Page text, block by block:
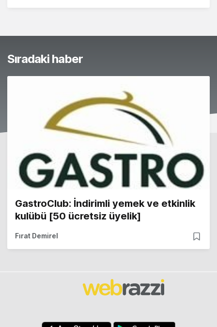
Sıradaki haber
GastroClub: İndirimli yemek ve etkinlik
kulübü [50 ücretsiz üyelik]
Fırat Demirel